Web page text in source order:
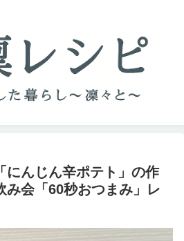
にんじん辛ポテト」の作
み会「60秒おつまみ」レ